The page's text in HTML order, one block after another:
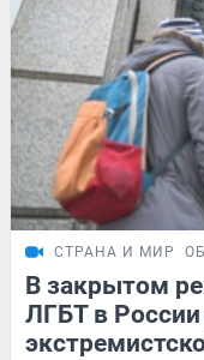
СТРАНА И МИР
В закрытом
ЛГБТ в